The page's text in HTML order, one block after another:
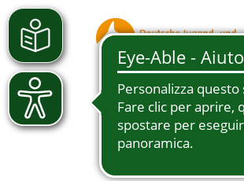
Teilnehmer